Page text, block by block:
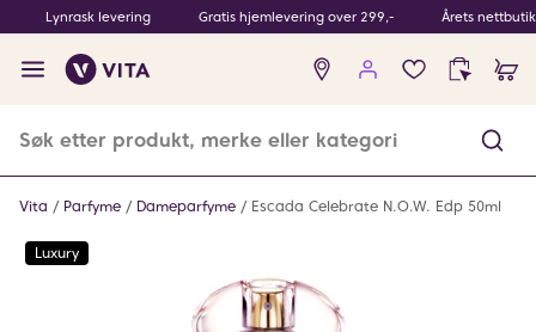
Lynrask levering Gratis hjemlevering over 299,- Årets
Ingen
produkter
Vita Parfyme Dameparfyme Escada Celebrate N.O.W. Edp 50ml
Luxury